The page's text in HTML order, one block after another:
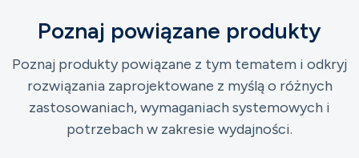
Poznaj powiązane produkty
Poznaj produkty powiązane z tym tematem i odkryj
rozwiązania zaprojektowane z myślą o różnych
zastosowaniach, wymaganiach systemowych i
potrzebach w zakresie wydajności.